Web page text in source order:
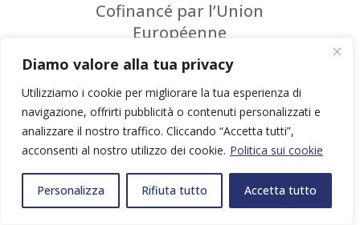
Diamo valore alla tua privacy
Utilizziamo i cookie per migliorare la tua esperienza di
navigazione, offrirti pubblicità o contenuti personalizzati e
analizzare il nostro traffico. Cliccando “Accetta tutti”,
acconsenti al nostro utilizzo dei cookie. Politica sui cookie
Personalizza Rifiuta tutto Accetta tutto
Cofinancé par l’Union
Européenne